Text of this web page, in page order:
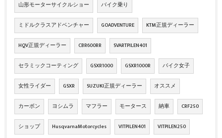
山形モーターサイクルショー バイク乗り
ミドルクラスアドベンチャー GOADVENTURE KTM正規ディーラー
HQV正規ディーラー CBR600RR SVARTPILEN401
セラミックコーティング GSXR1000 GSXR1000R バイク女子
女性ライダー GSXR SUZUKI正規ディーラー オススメ
カーボン ヨシムラ マフラー モータース 納車 CRF250
ショップ HusqvarnaMotorcycles VITPILEN401 VITPILEN250